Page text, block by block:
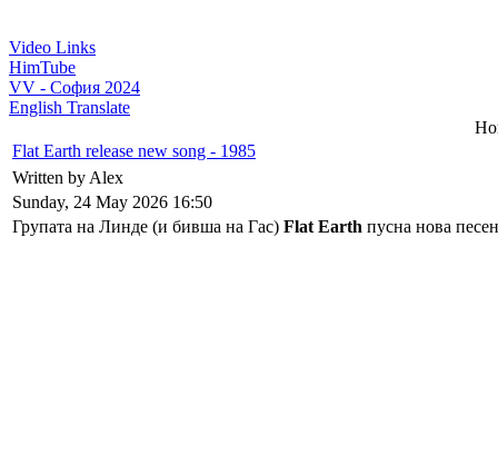
Video Links
HimTube
VV - София 2024
English Translate
Flat Earth release new song - 1985
Written by Alex
Sunday, 24 May 2026 16:50
Групата на Линде (и бивша на Гас) Flat Earth пусна нова